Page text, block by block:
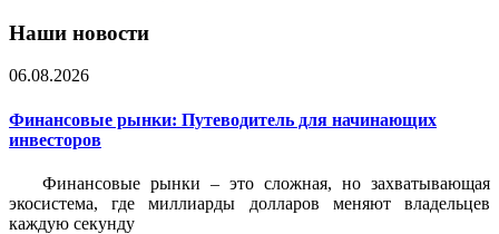
Наши новости
06.08.2026
Финансовые рынки: Путеводитель для начинающих
инвесторов
Финансовые рынки – это сложная, но захватывающая
экосистема, где миллиарды долларов меняют владельцев
каждую секунду